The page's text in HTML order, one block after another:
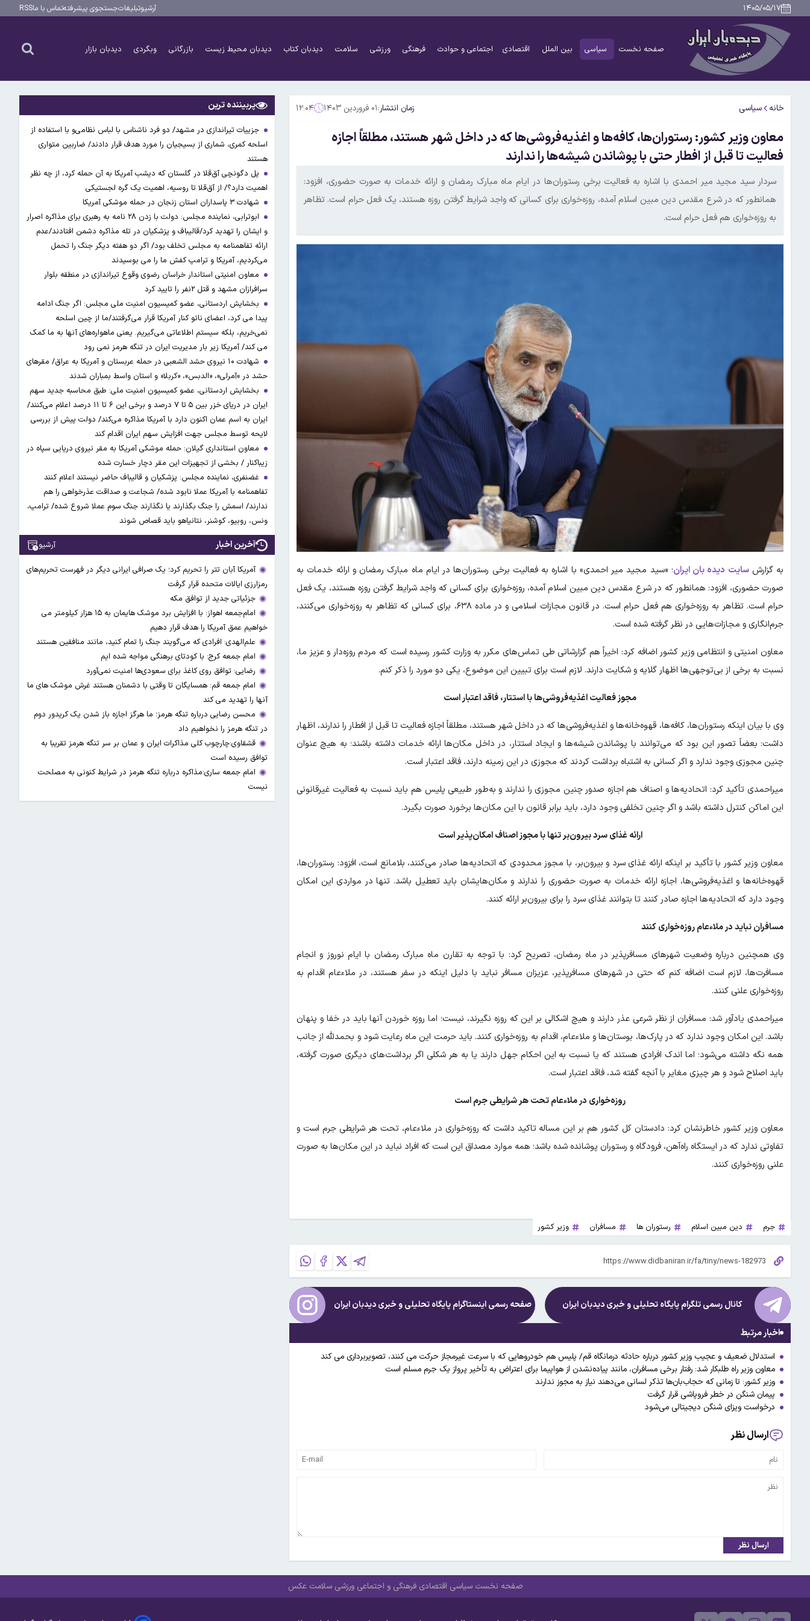
۱۴۰۵/۰۵/۱۷ آرشیوتبلیغاتجستجوی پیشرفتهتماس با ماRSS
صفحه نخست سیاسی بین الملل اقتصادی اجتماعی و حوادث فرهنگی ورزشی سلامت دیدبان کتاب دیدبان محیط زیست بازرگانی وبگردی دیدبان بازار
خانه سیاسی زمان انتشار:۰۱ فروردین ۱۴۰۳ ۱۲:۰۴
معاون وزیر کشور: رستوران‌ها، کافه‌ها و اغذیه‌فروشی‌ها که در داخل شهر هستند، مطلقاً اجازه
فعالیت تا قبل از افطار حتی با پوشاندن شیشه‌ها را ندارند
سردار سید مجید میر احمدی با اشاره به فعالیت برخی رستوران‌ها در ایام ماه مبارک رمضان و ارائه خدمات به صورت حضوری، افزود:
همانطور که در شرع مقدس دین مبین اسلام آمده، روزه‌خواری برای کسانی که واجد شرایط گرفتن روزه هستند، یک فعل حرام است. تظاهر
به روزه‌خواری هم فعل حرام است.
به گزارشسایت دیده بان ایران؛ «سید مجید میر احمدی» با اشاره به فعالیت برخی رستوران‌ها در ایام ماه مبارک رمضان و ارائه خدمات به
صورت حضوری، افزود: همانطور که در شرع مقدس دین مبین اسلام آمده، روزه‌خواری برای کسانی که واجد شرایط گرفتن روزه هستند، یک فعل
حرام است. تظاهر به روزه‌خواری هم فعل حرام است. در قانون مجازات اسلامی و در ماده ۶۳۸، برای کسانی که تظاهر به روزه‌خواری می‌کنند،
جرم‌انگاری و مجازات‌هایی در نظر گرفته شده است.
معاون امنیتی و انتظامی وزیر کشور اضافه کرد: اخیراً هم گزارشاتی طی تماس‌های مکرر به وزارت کشور رسیده است که مردم روزه‌دار و عزیز ما،
نسبت به برخی از بی‌توجهی‌ها اظهار گلایه و شکایت دارند. لازم است برای تبیین این موضوع، یکی دو مورد را ذکر کنم.
مجوز فعالیت اغذیه‌فروشی‌ها با استتار، فاقد اعتبار است
وی با بیان اینکه رستوران‌ها، کافه‌ها، قهوه‌خانه‌ها و اغذیه‌فروشی‌ها که در داخل شهر هستند، مطلقاً اجازه فعالیت تا قبل از افطار را ندارند، اظهار
داشت: بعضاً تصور این بود که می‌توانند با پوشاندن شیشه‌ها و ایجاد استتار، در داخل مکان‌ها ارائه خدمات داشته باشند؛ به هیچ عنوان
چنین مجوزی وجود ندارد و اگر کسانی به اشتباه برداشت کردند که مجوزی در این زمینه دارند، فاقد اعتبار است.
میراحمدی تأکید کرد: اتحادیه‌ها و اصناف هم اجازه صدور چنین مجوزی را ندارند و به‌طور طبیعی پلیس هم باید نسبت به فعالیت غیرقانونی
این اماکن کنترل داشته باشد و اگر چنین تخلفی وجود دارد، باید برابر قانون با این مکان‌ها برخورد صورت بگیرد.
ارائه غذای سرد بیرون‌بر تنها با مجوز اصناف امکان‌پذیر است
معاون وزیر کشور با تأکید بر اینکه ارائه غذای سرد و بیرون‌بر، با مجوز محدودی که اتحادیه‌ها صادر می‌کنند، بلامانع است، افزود: رستوران‌ها،
قهوه‌خانه‌ها و اغذیه‌فروشی‌ها، اجازه ارائه خدمات به صورت حضوری را ندارند و مکان‌هایشان باید تعطیل باشد. تنها در مواردی این امکان
وجود دارد که اتحادیه‌ها اجازه صادر کنند تا بتوانند غذای سرد را برای بیرون‌بر ارائه کنند.
مسافران نباید در ملاءعام روزه‌خواری کنند
وی همچنین درباره وضعیت شهرهای مسافرپذیر در ماه رمضان، تصریح کرد: با توجه به تقارن ماه مبارک رمضان با ایام نوروز و انجام
مسافرت‌ها، لازم است اضافه کنم که حتی در شهرهای مسافرپذیر، عزیزان مسافر نباید با دلیل اینکه در سفر هستند، در ملاءعام اقدام به
روزه‌خواری علنی کنند.
میراحمدی یادآور شد: مسافران از نظر شرعی عذر دارند و هیچ اشکالی بر این که روزه نگیرند، نیست؛ اما روزه خوردن آنها باید در خفا و پنهان
باشد. این امکان وجود ندارد که در ‌پارک‌ها، بوستان‌ها و ملاءعام، اقدام به روزه‌خواری کنند. باید حرمت این ماه رعایت شود و بحمدلله از جانب
همه نگه داشته می‌شود؛ اما اندک افرادی هستند که یا نسبت به این احکام جهل دارند یا به هر شکلی اگر برداشت‌های دیگری صورت گرفته،
باید اصلاح شود و هر چیزی مغایر با آنچه گفته شد، فاقد اعتبار است.
روزه‌خواری در ملاءعام تحت هر شرایطی جرم است
معاون وزیر کشور خاطرنشان کرد: دادستان کل کشور هم بر این مساله تاکید داشت که روزه‌خواری در ملاءعام، تحت هر شرایطی جرم است و
تفاوتی ندارد که در ایستگاه راه‌آهن، فرودگاه و رستوران پوشانده شده باشد؛ همه موارد مصداق این است که افراد نباید در این مکان‌ها به صورت
علنی روزه‌خواری کنند.
جرم دین مبین اسلام رستوران ها مسافران وزیر کشور
کانال رسمی تلگرام پایگاه تحلیلی و خبریدیدبان ایران صفحه رسمی اینستاگرام پایگاه تحلیلی و خبریدیدبان ایران
اخبار مرتبط
استدلال ضعیف و عجیب وزیر کشور درباره حادثه درمانگاه قم/ پلیس هم خودروهایی که با سرعت غیرمجاز حرکت می کنند، تصویربرداری می کند
معاون وزیر راه طلبکار شد: رفتار برخی مسافران، مانند پیاده‌نشدن از هواپیما برای اعتراض به تأخیر پرواز یک جرم مسلم است
وزیر کشور: تا زمانی که حجاب‌بان‌ها تذکر لسانی می‌دهند نیاز به مجوز ندارند
پیمان شنگن در خطر فروپاشی قرار گرفت
درخواست ویزای شنگن دیجیتالی می‌شود
ارسال نظر
ارسال نظر
پربیننده ترین
جزییات تیراندازی در مشهد/ دو فرد ناشناس با لباس نظامی‌و با استفاده از
اسلحه کمری، شماری از بسیجیان را مورد هدف قرار دادند/ ضاربین متواری
هستند
پل دگونچی آق‌قلا در گلستان که دیشب آمریکا به آن حمله کرد، از چه نظر
اهمیت دارد؟/ از آق‌قلا تا روسیه، اهمیت یک گره لجستیکی
شهادت ۳ ‌پاسداران استان زنجان در حمله موشکی آمریکا
ابوترابی، نماینده مجلس: دولت با زدن ۲۸ نامه به رهبری برای مذاکره اصرار
و ایشان را تهدید کرد/قالیباف و پزشکیان در تله مذاکره دشمن افتادند/عدم
ارائه تفاهمنامه به مجلس تخلف بود/ اگر دو هفته دیگر جنگ را تحمل
می‌کردیم، آمریکا و ترامپ کفش ما را می بوسیدند
معاون امنیتی استاندار خراسان رضوی وقوع تیراندازی در منطقه بلوار
سرافرازان مشهد و قتل ۲نفر را تایید کرد
بخشایش اردستانی، عضو کمیسیون امنیت ملی مجلس: اگر جنگ ادامه
پیدا می کرد، اعضای ناتو کنار آمریکا قرار می‌گرفتند/ما از چین اسلحه
نمی‌خریم، بلکه سیستم اطلاعاتی می‌گیریم. یعنی ماهواره‌های آنها به ما کمک
می کند/ آمریکا زیر بار مدیریت ایران در تنگه هرمز نمی رود
شهادت ۱۰ نیروی حشد الشعبی در حمله عربستان و آمریکا به عراق/ مقرهای
حشد در »آمرلی»، «الدبس»، «کربلا« و استان واسط بمباران شدند
بخشایش اردستانی، عضو کمیسیون امنیت ملی: طبق محاسبه جدید سهم
ایران در دریای خزر بین ۵ تا ۷ درصد و برخی این ۶ تا ۱۱ درصد اعلام می‌کنند/
ایران به اسم عمان اکنون دارد با آمریکا مذاکره می‌کند/ دولت پیش از بررسی
لایحه توسط مجلس جهت افزایش سهم ایران اقدام کند
معاون استانداری گیلان: حمله موشکی آمریکا به مقر نیروی دریایی سپاه در
زیباکنار / بخشی از تجهیزات این مقر دچار خسارت شده
غضنفری، نماینده مجلس: پزشکیان و قالیباف حاضر نیستند اعلام کنند
تفاهمنامه با آمریکا عملا نابود شده/ شجاعت و صداقت عذرخواهی را هم
ندارند/ اسمش را جنگ بگذارند یا نگذارند جنگ سوم عملا شروع شده/ ترامپ،
ونس، روبیو، کوشنر، نتانیاهو باید قصاص شوند
آخرین اخبار آرشیو
آمریکا آبان تتر را تحریم کرد؛ یک صرافی ایرانی دیگر در فهرست تحریم‌های
رمزارزی ایالات متحده قرار گرفت
جزئیاتی جدید از توافق مکه
امام‌جمعه اهواز: با افزایش برد موشک هایمان به ۱۵ هزار کیلومتر می
خواهیم عمق آمریکا را هدف قرار دهیم
علم‌الهدی: افرادی که می‌گویند جنگ را تمام کنید، مانند منافقین هستند
امام جمعه کرج: با کودتای برهنگی مواجه شده ایم
رضایی: توافق روی کاغذ برای سعودی‌ها امنیت نمی‌آورد
امام جمعه قم: همسایگان تا وقتی با دشمنان هستند غرش موشک های ما
آنها را تهدید می کند
محسن رضایی درباره تنگه هرمز؛ ما هرگز اجازه باز شدن یک کریدور دوم
در تنگه هرمز را نخواهیم داد
قشقاوی:چارچوب کلی مذاکرات ایران و عمان بر سر تنگه هرمز تقریبا به
توافق رسیده است
امام جمعه ساری:مذاکره درباره تنگه هرمز در شرایط کنونی به مصلحت
نیست
صفحه نخست سیاسی اقتصادی فرهنگی و اجتماعی ورزشی سلامت عکس